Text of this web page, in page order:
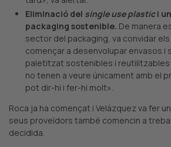
Eliminació del single use plastici
packaging sostenible. De manera
sector del packaging, va convidar
començar a desenvolupar envasos i
paletitzat sostenibles i
no tenen a veure únicament amb el
pot dir-hi i fer-hi molt».
Roca ja ha començat i Velázquez va fer
seus proveïdors també comencin a
decidida.